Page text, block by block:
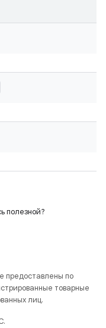
полезной?
предоставлены по
товарные
лиц.